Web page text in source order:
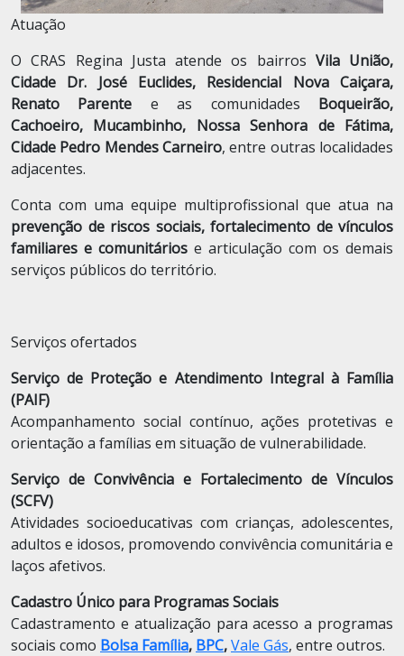
Atuação
O CRAS Regina Justa atende os bairros Vila União,
Cidade Dr. José Euclides, Residencial Nova Caiçara,
Renato Parente e as comunidades Boqueirão,
Cachoeiro, Mucambinho, Nossa Senhora de Fátima,
Cidade Pedro Mendes Carneiro, entre outras localidades
adjacentes.
Conta com uma equipe multiprofissional que atua na
prevenção de riscos sociais, fortalecimento de vínculos
familiares e comunitários e articulação com os demais
serviços públicos do território.
Serviços ofertados
Serviço de Proteção e Atendimento Integral à Família
(PAIF)
Acompanhamento social contínuo, ações protetivas e
orientação a famílias em situação de vulnerabilidade.
Serviço de Convivência e Fortalecimento de Vínculos
(SCFV)
Atividades socioeducativas com crianças, adolescentes,
adultos e idosos, promovendo convivência comunitária e
laços afetivos.
Cadastro Único para Programas Sociais
Cadastramento e atualização para acesso a programas
sociais como Bolsa Família, BPC,Vale Gás, entre outros.